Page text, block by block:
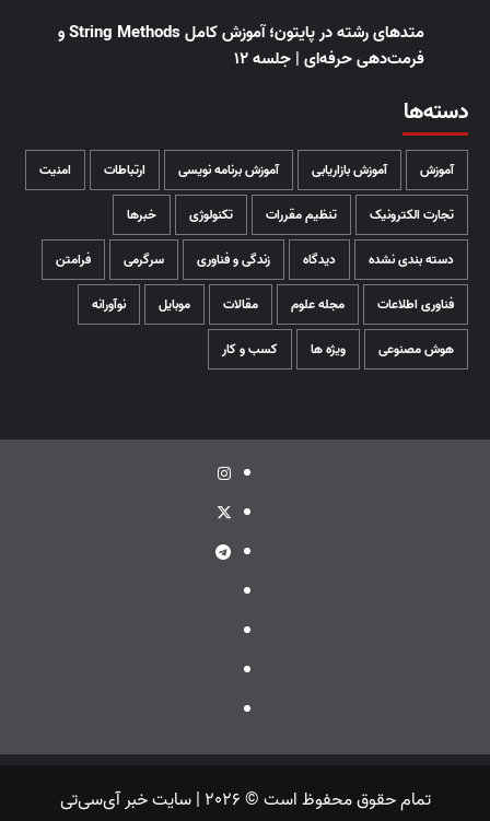
متدهای رشته در پایتون؛ آموزش کامل String Methods و
فرمت‌دهی حرفه‌ای | جلسه ۱۲
دسته‌ها
آموزش آموزش بازاریابی آموزش برنامه نویسی ارتباطات امنیت
تجارت الکترونیک تنظیم مقررات تکنولوژی خبرها
دسته بندی نشده دیدگاه زندگی و فناوری سرگرمی فرامتن
فناوری اطلاعات مجله علوم مقالات موبایل نوآورانه
هوش مصنوعی ویژه ها کسب و کار
اینستاگرام
توئیتر
تلگرام
تمام حقوق محفوظ است © 2026 | سایت خبر آی‌سی‌تی